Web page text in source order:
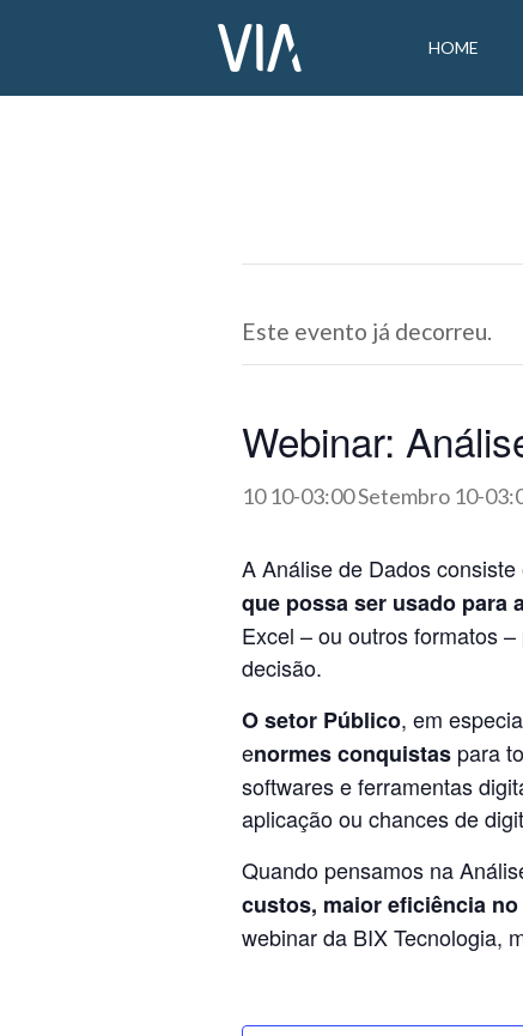
HOME
Este evento já decorreu.
Webinar:
10 10-03:00 Setembro 10-
A Análise de Dados consiste
que possa ser usado para
Excel – ou outros formatos
decisão.
O setor Público, em
enormes conquistas para
softwares e ferramentas
aplicação ou chances de
Quando pensamos na
custos, maior eficiência
webinar da BIX Tecnologia,